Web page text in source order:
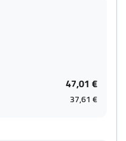
47,01 €
37,61 €